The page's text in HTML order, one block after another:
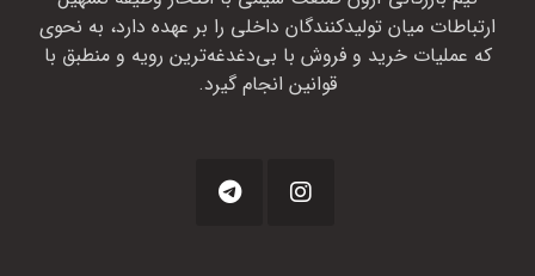
ارتباطات میان تولیدکنندگان داخلی را بر عهده دارد، به نحوی
که عملیات خرید و فروش با بی‌دغدغه‌ترین رویه و منطبق با
قوانین انجام گیرد.